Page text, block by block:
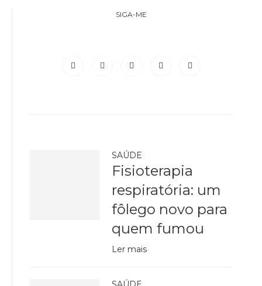
SIGA-ME
SAÚDE
Fisioterapia
respiratória: um
fôlego novo para
quem fumou
Ler mais